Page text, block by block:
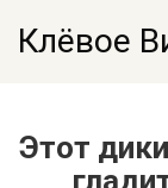
Клёвое
Этот